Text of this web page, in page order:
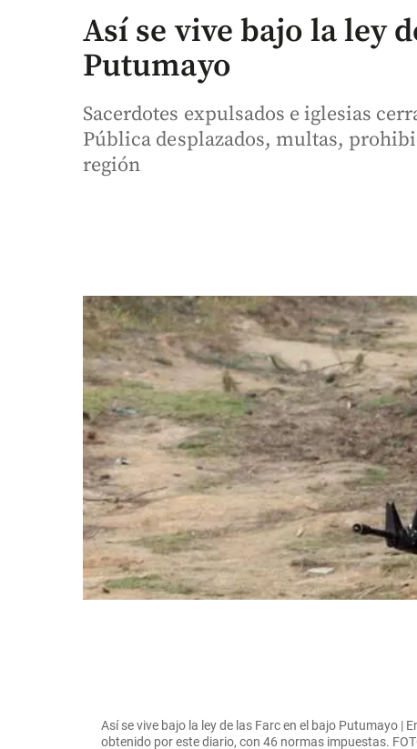
Así se vive bajo la ley
Putumayo
Sacerdotes expulsados e iglesias
Pública desplazados, multas,
región
Así se vive bajo la ley de las Farc en el bajo Putumayo |
obtenido por este diario, con 46 normas impuestas.